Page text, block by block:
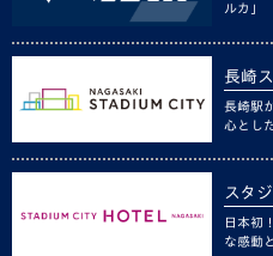
ルカ」
長崎
長崎駅
心とし
スタ
日本初
な感動